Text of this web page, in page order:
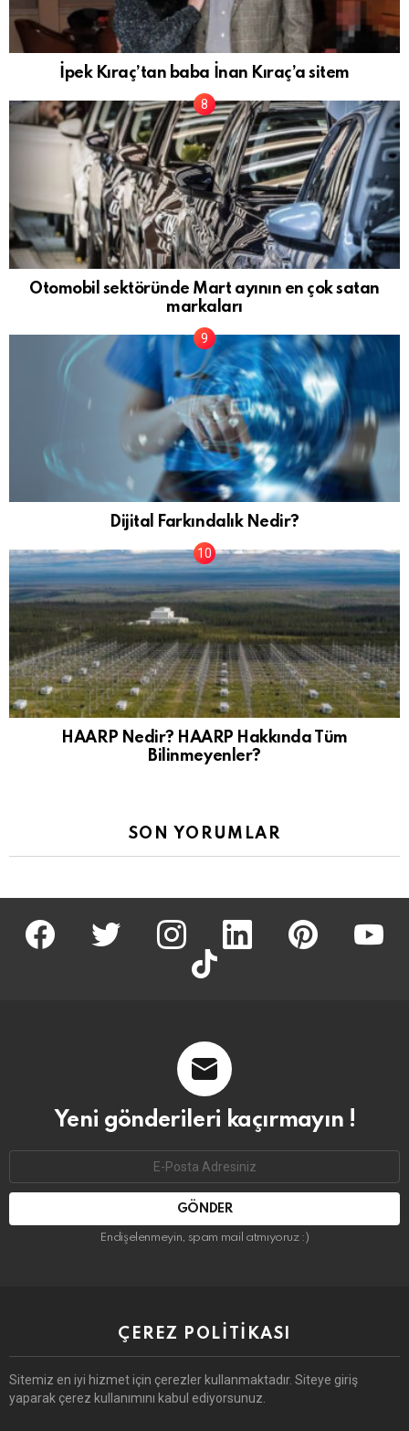
İpek Kıraç’tan baba İnan Kıraç’a sitem
Otomobil sektöründe Mart ayının en çok satan
markaları
Dijital Farkındalık Nedir?
HAARP Nedir? HAARP Hakkında Tüm
Bilinmeyenler?
SON YORUMLAR
facebook twitter İnstagram linkedin pinterest
tiktok
Yeni gönderileri kaçırmayın !
Endişelenmeyin, spam mail atmıyoruz :)
ÇEREZ POLITIKASI
Sitemiz en iyi hizmet için çerezler kullanmaktadır. Siteye giriş
yaparak çerez kullanımını kabul ediyorsunuz.